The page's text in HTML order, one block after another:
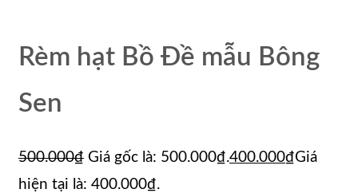
Rèm hạt Bồ Đề mẫu Bông
Sen
500.000₫ Giá gốc là: 500.000₫.400.000₫Giá
hiện tại là: 400.000₫.